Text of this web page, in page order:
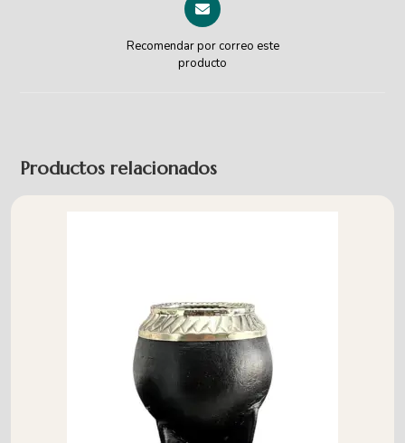
Recomendar por correo este
producto
Productos relacionados